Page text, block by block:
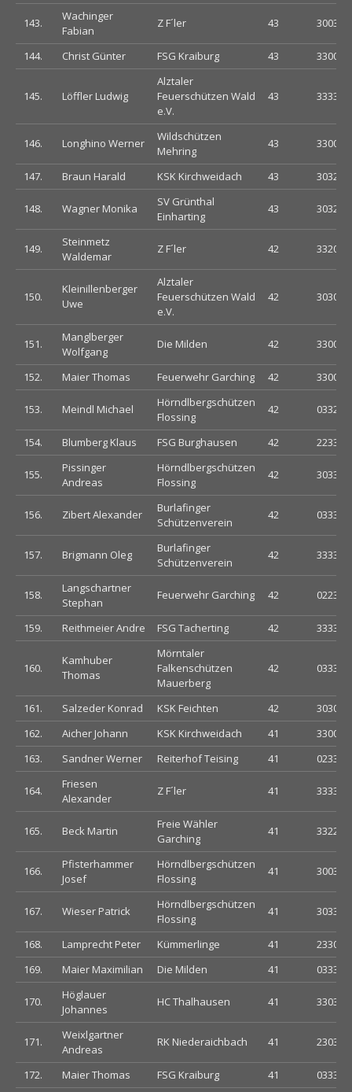
143.
Wachinger
Fabian
Z F´ler 43
144. Christ Günter FSG Kraiburg 43
145. Löffler Ludwig
Alztaler
Feuerschützen Wald
e.V.
43
146. Longhino Werner
Wildschützen
Mehring
43
147. Braun Harald KSK Kirchweidach 43
148. Wagner Monika
SV Grünthal
Einharting
43
149.
Steinmetz
Waldemar
Z F´ler 42
150.
Kleinillenberger
Uwe
Alztaler
Feuerschützen Wald
e.V.
42
151.
Manglberger
Wolfgang
Die Milden 42
152. Maier Thomas Feuerwehr Garching 42
153. Meindl Michael
Hörndlbergschützen
Flossing
42
154. Blumberg Klaus FSG Burghausen 42
155.
Pissinger
Andreas
Hörndlbergschützen
Flossing
42
156. Zibert Alexander
Burlafinger
Schützenverein
42
157. Brigmann Oleg
Burlafinger
Schützenverein
42
158.
Langschartner
Stephan
Feuerwehr Garching 42
159. Reithmeier Andre FSG Tacherting 42
160.
Kamhuber
Thomas
Mörntaler
Falkenschützen
Mauerberg
42
161. Salzeder Konrad KSK Feichten 42
162.
Aicher Johann KSK Kirchweidach 41
163.
Sandner Werner Reiterhof Teising 41
164.
Friesen
Alexander
Z F´ler 41
165. Beck Martin
Freie Wähler
Garching
41
166.
Pfisterhammer
Josef
Hörndlbergschützen
Flossing
41
167. Wieser Patrick
Hörndlbergschützen
Flossing
41
168. Lamprecht Peter Kümmerlinge 41
169.
Maier Maximilian Die Milden 41
170.
Höglauer
Johannes
HC Thalhausen 41
171.
Weixlgartner
Andreas
RK Niederaichbach 41
172. Maier Thomas FSG Kraiburg 41